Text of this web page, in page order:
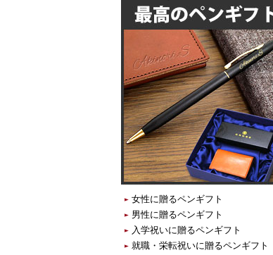
女性に贈るペンギフト
男性に贈るペンギフト
入学祝いに贈るペンギフト
就職・栄転祝いに贈るペンギフト